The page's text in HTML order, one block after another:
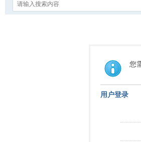
您
用户登录